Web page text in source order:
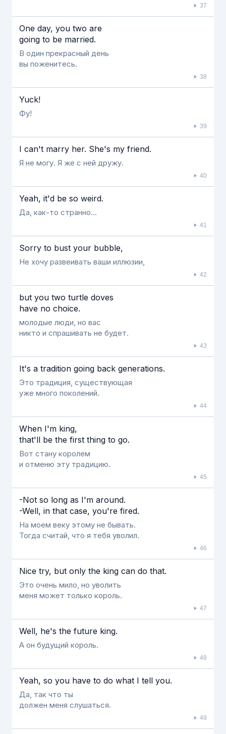
37
One day, you two are
going to be married.
В один прекрасный день
вы поженитесь.
38
Yuck!
Фу!
39
Ι can't marry her. She's my friend.
Я не могу. Я же с ней дружу.
40
Yeah, it'd be so weird.
Да, как-то странно...
41
Sorry to bust your bubble,
Не хочу развеивать ваши иллюзии,
42
but you two turtle doves
have no choice.
молодые люди, но вас
никто и спрашивать не будет.
43
Ιt's a tradition going back generations.
Это традиция, существующая
уже много поколений.
44
When Ι'm king,
that'll be the first thing to go.
Вот стану королем
и отменю эту традицию.
45
-Not so long as Ι'm around.
-Well, in that case, you're fired.
На моем веку этому не бывать.
Тогда считай, что я тебя уволил.
46
Nice try, but only the king can do that.
Это очень мило, но уволить
меня может только король.
47
Well, he's the future king.
А он будущий король.
48
Yeah, so you have to do what Ι tell you.
Да, так что ты
должен меня слушаться.
49